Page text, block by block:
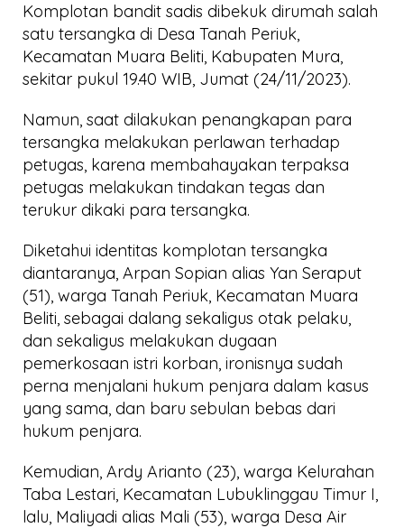
Komplotan bandit sadis dibekuk dirumah salah
satu tersangka di Desa Tanah Periuk,
Kecamatan Muara Beliti, Kabupaten Mura,
sekitar pukul 19.40 WIB, Jumat (24/11/2023).
Namun, saat dilakukan penangkapan para
tersangka melakukan perlawan terhadap
petugas, karena membahayakan terpaksa
petugas melakukan tindakan tegas dan
terukur dikaki para tersangka.
Diketahui identitas komplotan tersangka
diantaranya, Arpan Sopian alias Yan Seraput
(51), warga Tanah Periuk, Kecamatan Muara
Beliti, sebagai dalang sekaligus otak pelaku,
dan sekaligus melakukan dugaan
pemerkosaan istri korban, ironisnya sudah
perna menjalani hukum penjara dalam kasus
yang sama, dan baru sebulan bebas dari
hukum penjara.
Kemudian, Ardy Arianto (23), warga Kelurahan
Taba Lestari, Kecamatan Lubuklinggau Timur I,
lalu, Maliyadi alias Mali (53), warga Desa Air